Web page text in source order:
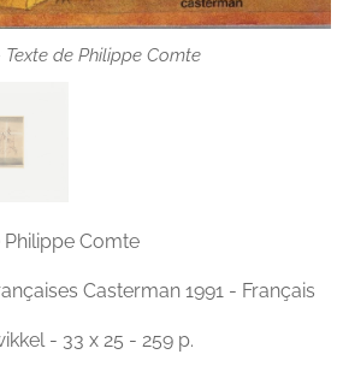
Texte de Philippe Comte
Texte de Philippe Comte
Philippe Comte
Casterman 1991 - Français
- 33 x 25 - 259 p.